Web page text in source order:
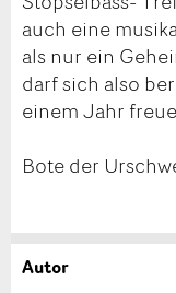
auch eine
als nur ein
darf sich also
einem Jahr
Bote der
Autor